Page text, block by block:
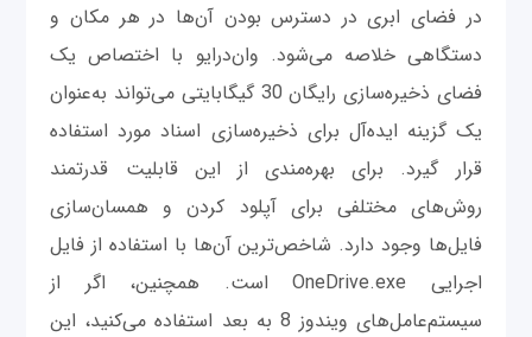
در فضای ابری در دسترس بودن آن‌ها در هر مکان و
دستگاهی خلاصه می‌شود. وان‌درایو با اختصاص یک
فضای ذخیره‌سازی رایگان 30 گیگابایتی می‌تواند به‌عنوان
یک گزینه‌ ایده‌آل برای ذخیره‌سازی اسناد مورد استفاده
قرار گیرد. برای بهره‌مندی از این قابلیت قدرتمند
روش‌های مختلفی برای آپلود کردن و همسان‌سازی
فایل‌ها وجود دارد. شاخص‌ترین آن‌ها با استفاده از فایل
اجرایی OneDrive.exe است. همچنین، اگر از
سیستم‌عامل‌های ویندوز 8 به بعد استفاده می‌کنید، این